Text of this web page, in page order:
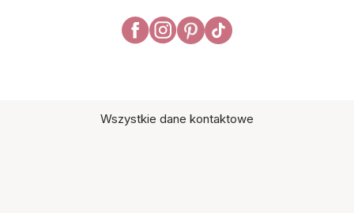
Wszystkie dane kontaktowe